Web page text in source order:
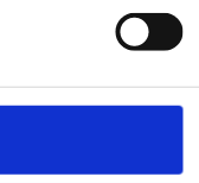
A2P